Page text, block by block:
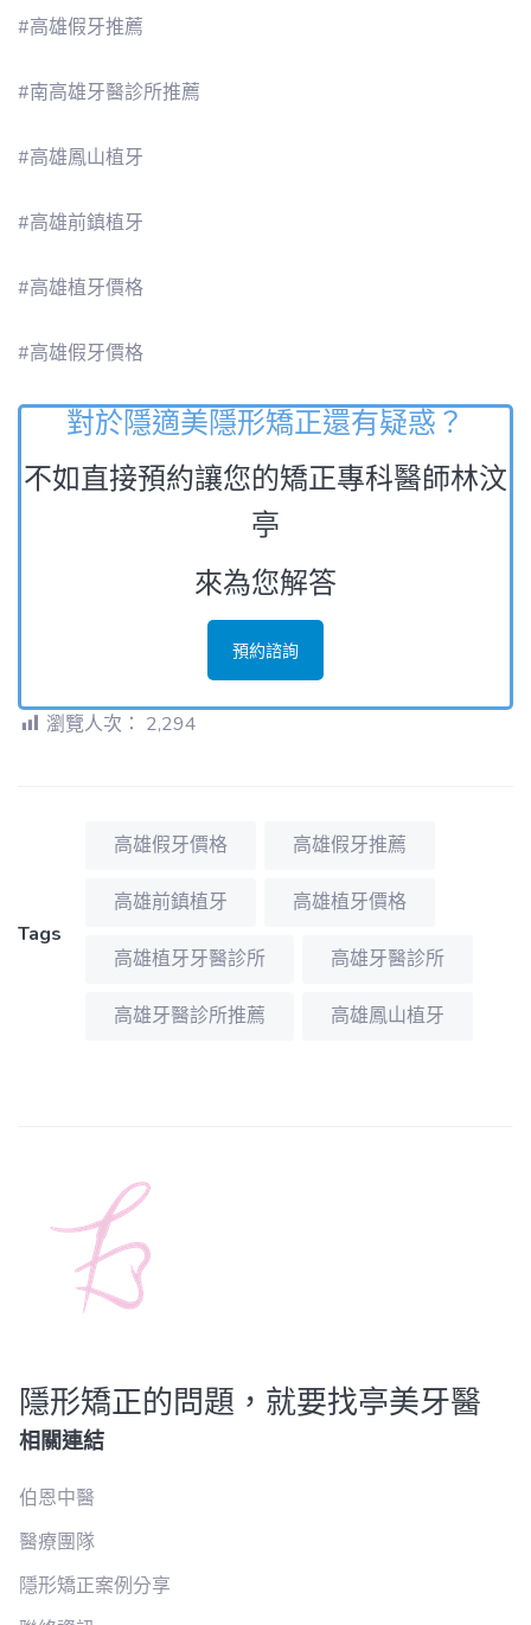
#高雄假牙推薦
#南高雄牙醫診所推薦
#高雄鳳山植牙
#高雄前鎮植牙
#高雄植牙價格
#高雄假牙價格
對於隱適美隱形矯正還有疑惑？
不如直接預約讓您的矯正專科醫師林汶
亭
來為您解答
預約諮詢
瀏覽人次： 2,294
Tags
高雄假牙價格 高雄假牙推薦
高雄前鎮植牙 高雄植牙價格
高雄植牙牙醫診所 高雄牙醫診所
高雄牙醫診所推薦 高雄鳳山植牙
隱形矯正的問題，就要找亭美牙醫
相關連結
伯恩中醫
醫療團隊
隱形矯正案例分享